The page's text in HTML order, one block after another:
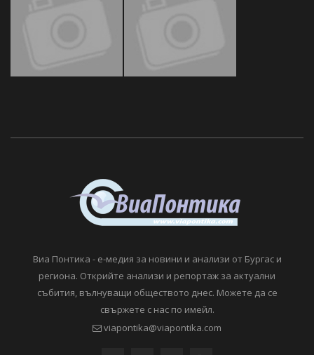
Виа Понтика - е-медия за новини и анализи от Бургас и
региона. Открийте анализи и репортаж за актуални
събития, вълнуващи обществото днес. Можете да се
свържете с нас по имейл.
viapontika@viapontika.com